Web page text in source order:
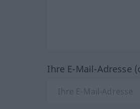
Ihre E-Mail-Adresse